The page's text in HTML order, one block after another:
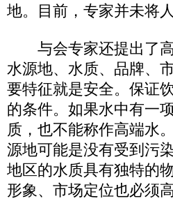
地。目前，专家并未将
与会专家还提出了高
水源地、水质、品牌、
要特征就是安全。保证
的条件。如果水中有一
质，也不能称作高端水
源地可能是没有受到污
地区的水质具有独特的
形象、市场定位也必须